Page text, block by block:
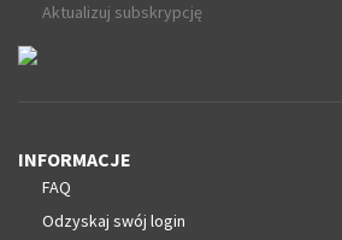
Aktualizuj subskrypcję
INFORMACJE
FAQ
Odzyskaj swój login